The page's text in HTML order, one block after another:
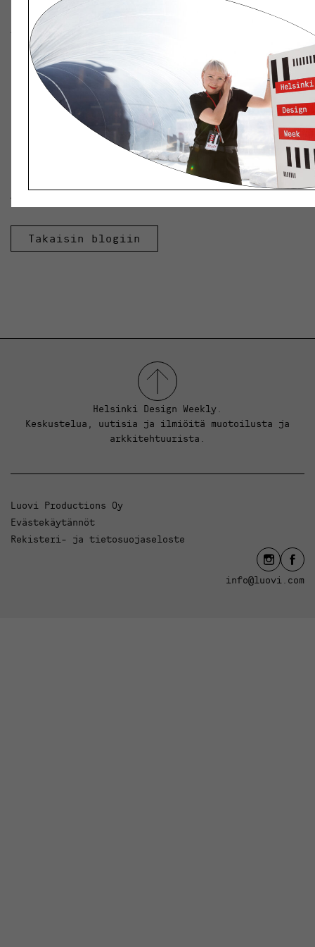
Jotta pääset vastaamaan kyselyyn, selaimessasi tulee
olla evästeet sallittuna. Mikäli yllä oleva linkki ei
avaudu klikkaamalla, kopioi se selaimesi osoiteriville
https://survey.mainiosurvey.com/p/
Avainsanat:Design
Takaisin blogiin
Helsinki Design Weekly.
Keskustelua, uutisia ja ilmiöitä muotoilusta ja
arkkitehtuurista.
Luovi Productions Oy
Evästekäytännöt
Rekisteri- ja tietosuojaseloste
info@luovi.com